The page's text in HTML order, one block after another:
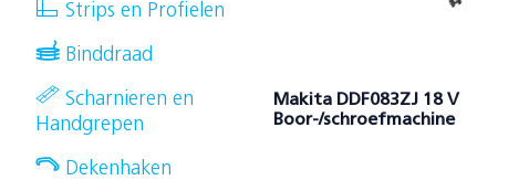
Strips en Profielen
Binddraad
Scharnieren en
Handgrepen
Dekenhaken
Makita DDF083ZJ 18 V
Boor-/schroefmachine